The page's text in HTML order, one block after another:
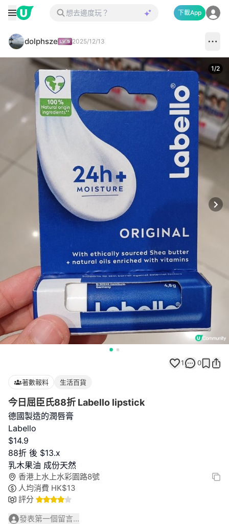
下載App
dolphsze 2025/12/13
1/2
1 0
著數報料 生活百貨
今日屈臣氏88折 Labello lipstick
德國製造的潤唇膏
Labello
$14.9
88折 後 $13.x
乳木果油 成份天然
香港上水上水彩園路8號
人均消費 HK$13
評分
發表第一個留言...